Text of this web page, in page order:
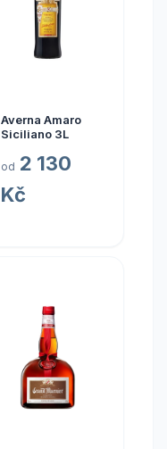
Averna Amaro
Siciliano 3L
od 2 130
Kč